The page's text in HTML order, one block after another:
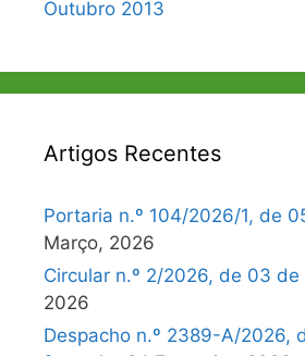
Outubro 2013
Artigos Recentes
Portaria n.º 104/2026/1, de
Março, 2026
Circular n.º 2/2026, de 03 de
2026
Despacho n.º 2389-A/2026,